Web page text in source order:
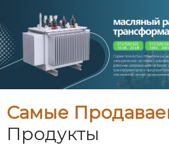
Самые
Продукты